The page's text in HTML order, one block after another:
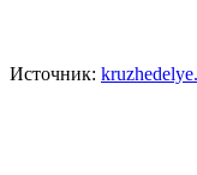
Источник: